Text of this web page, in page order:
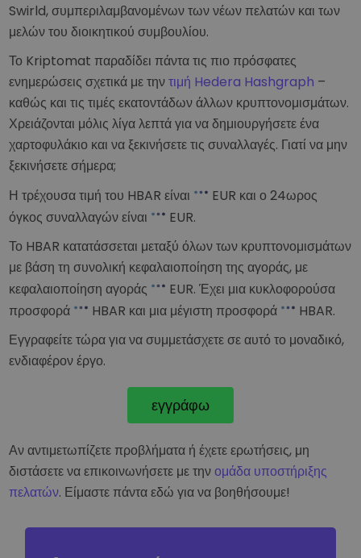
Swirld, συμπεριλαμβανομένων των νέων πελατών και των
μελών του διοικητικού συμβουλίου.
Το Kriptomat παραδίδει πάντα τις πιο πρόσφατες
ενημερώσεις σχετικά με τηντιμή Hedera Hashgraph –
καθώς και τις τιμές εκατοντάδων άλλων κρυπτονομισμάτων.
Χρειάζονται μόλις λίγα λεπτά για να δημιουργήσετε ένα
χαρτοφυλάκιο και να ξεκινήσετε τις συναλλαγές. Γιατί να μην
ξεκινήσετε σήμερα;
Η τρέχουσα τιμή του HBAR είναι
EUR και ο 24ωρος
όγκος συναλλαγών είναι
EUR.
Το HBAR κατατάσσεται μεταξύ όλων των κρυπτονομισμάτων
με βάση τη συνολική κεφαλαιοποίηση της αγοράς, με
κεφαλαιοποίηση αγοράς
EUR. Έχει μια κυκλοφορούσα
προσφορά
HBAR και μια μέγιστη προσφορά
HBAR.
Εγγραφείτε τώρα για να συμμετάσχετε σε αυτό το μοναδικό,
ενδιαφέρον έργο.
εγγράφω
Αν αντιμετωπίζετε προβλήματα ή έχετε ερωτήσεις, μη
διστάσετε να επικοινωνήσετε με τηνομάδα υποστήριξης
πελατών. Είμαστε πάντα εδώ για να βοηθήσουμε!